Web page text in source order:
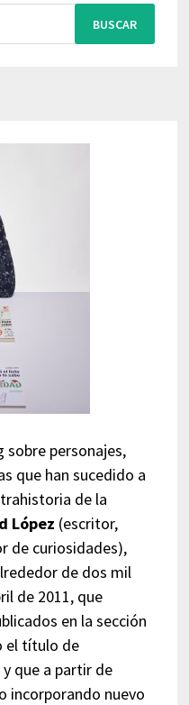
sobre personajes,
que han sucedido a
de la
López (escritor,
de curiosidades),
de dos mil
de 2011, que
en la sección
el título de
y que a partir de
incorporando nuevo